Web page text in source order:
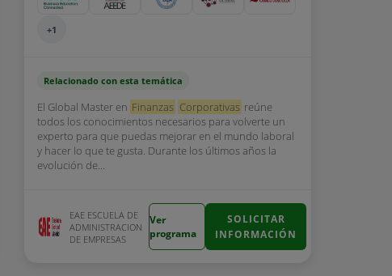
+1
Relacionado con esta temática
El Global Master en Finanzas Corporativas reúne
todos los conocimientos necesarios para volverte un
experto para que puedas mejorar en el mundo laboral
y hacer lo que te gusta. Durante los últimos años la
evolución de...
EAE ESCUELA DE
ADMINISTRACION
DE EMPRESAS
Ver
programa
SOLICITAR
INFORMACIÓN